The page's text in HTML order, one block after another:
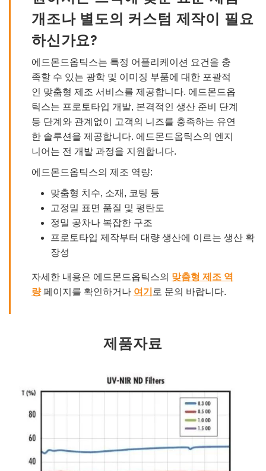
개조나 별도의 커스텀 제작이 필요
하신가요?
에드몬드옵틱스는 특정 어플리케이션 요건을 충
족할 수 있는 광학 및 이미징 부품에 대한 포괄적
인 맞춤형 제조 서비스를 제공합니다. 에드몬드옵
틱스는 프로토타입 개발, 본격적인 생산 준비 단계
등 단계와 관계없이 고객의 니즈를 충족하는 유연
한 솔루션을 제공합니다. 에드몬드옵틱스의 엔지
니어는 전 개발 과정을 지원합니다.
에드몬드옵틱스의 제조 역량:
맞춤형 치수, 소재, 코팅 등
고정밀 표면 품질 및 평탄도
정밀 공차나 복잡한 구조
프로토타입 제작부터 대량 생산에 이르는 생산 확
장성
자세한 내용은 에드몬드옵틱스의 맞춤형 제조 역
량페이지를 확인하거나 여기 로 문의 바랍니다.
제품자료